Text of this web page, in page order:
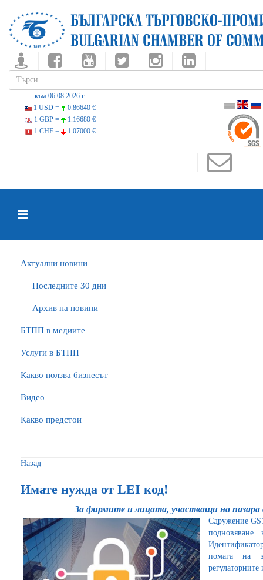
към 06.08.2026 г.
1 USD =
0.86640 €
1 GBP =
1.16680 €
1 CHF =
1.07000 €
Актуални новини
Последните 30 дни
Архив на новини
БTПП в медиите
Услуги в БТПП
Какво ползва бизнесът
Видео
Какво предстои
Назад
Имате нужда от LEI код!
За фирмите и лицата, участващи на
Сдружение
помага на
регулаторните